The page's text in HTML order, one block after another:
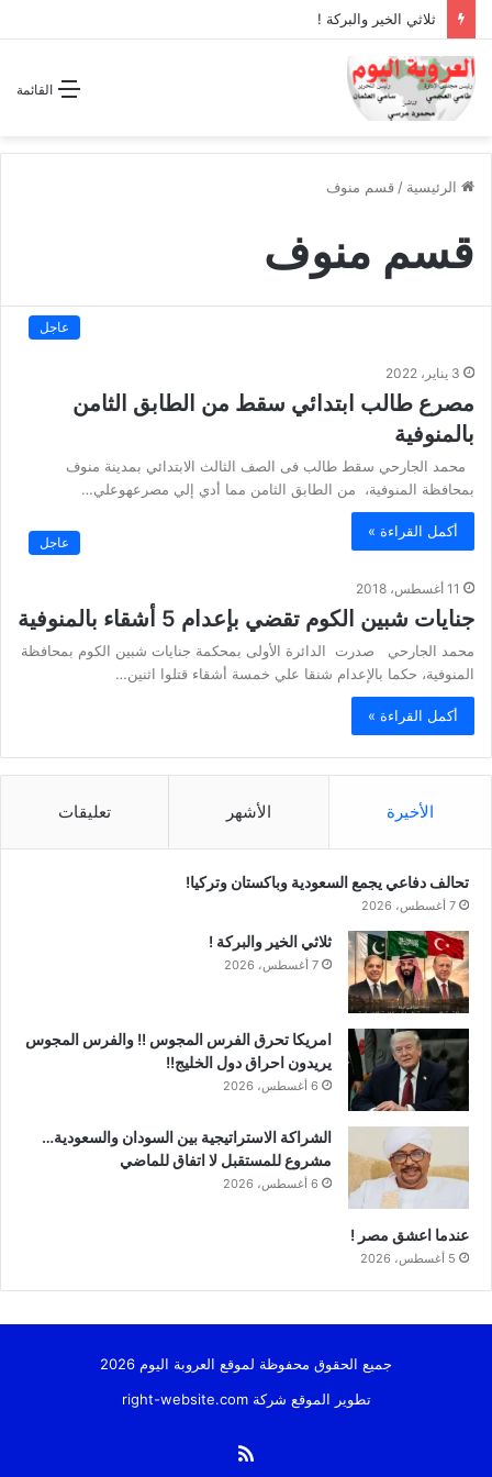
ثلاثي الخير والبركة !
القائمة
الرئيسية / قسم منوف
قسم منوف
عاجل
3 يناير، 2022
مصرع طالب ابتدائي سقط من الطابق الثامن
بالمنوفية
محمد الجارحي سقط طالب فى الصف الثالث الابتدائي بمدينة منوف
بمحافظة المنوفية، من الطابق الثامن مما أدي إلي مصرعهوعلي…
أكمل القراءة »
عاجل
11 أغسطس، 2018
جنايات شبين الكوم تقضي بإعدام 5 أشقاء بالمنوفية
محمد الجارحي صدرت الدائرة الأولى بمحكمة جنايات شبين الكوم بمحافظة
المنوفية، حكما بالإعدام شنقا علي خمسة أشقاء قتلوا اثنين…
أكمل القراءة »
الأخيرة الأشهر تعليقات
تحالف دفاعي يجمع السعودية وباكستان وتركيا!
7 أغسطس، 2026
ثلاثي الخير والبركة !
7 أغسطس، 2026
امريكا تحرق الفرس المجوس !! والفرس المجوس
يريدون احراق دول الخليج!!
6 أغسطس، 2026
الشراكة الاستراتيجية بين السودان والسعودية…
مشروع للمستقبل لا اتفاق للماضي
6 أغسطس، 2026
عندما اعشق مصر !
5 أغسطس، 2026
جميع الحقوق محفوظة لموقع العروبة اليوم 2026
تطوير الموقع شركةright-website.com
ملخص